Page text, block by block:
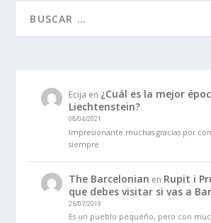
Ecija en ¿Cuál es la mejor
Liechtenstein?
08/04/2021
Impresionante muchas gracias por
siempre
The Barcelonian en Rupit i
que debes visitar si vas a
25/07/2019
Es un pueblo pequeño, pero con